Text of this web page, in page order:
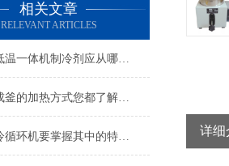
相关文章
RELEVANT ARTICLES
选择高低温一体机制冷剂应从哪几方面考虑？
水热合成釜的加热方式您都了解吗？
使用制冷循环机要掌握其中的特点,才能发挥出其功效 详细